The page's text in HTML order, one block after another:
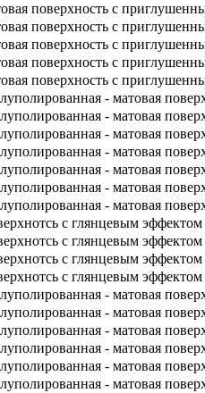
поверхность с
поверхность с
поверхность с
поверхность с
поверхность с
- матовая
- матовая
- матовая
- матовая
- матовая
- матовая
- матовая
с глянцевым эффектом
с глянцевым эффектом
с глянцевым эффектом
с глянцевым эффектом
- матовая
- матовая
- матовая
- матовая
- матовая
- матовая